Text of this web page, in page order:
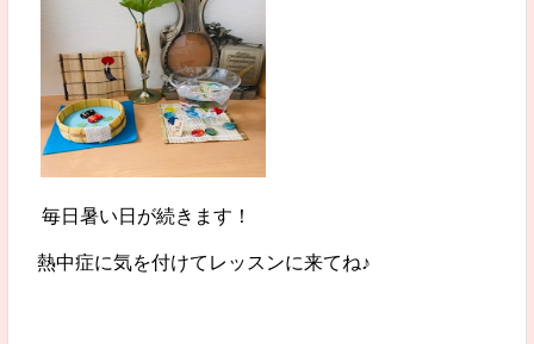
毎日暑い日が続きます！
熱中症に気を付けてレッスンに来てね♪